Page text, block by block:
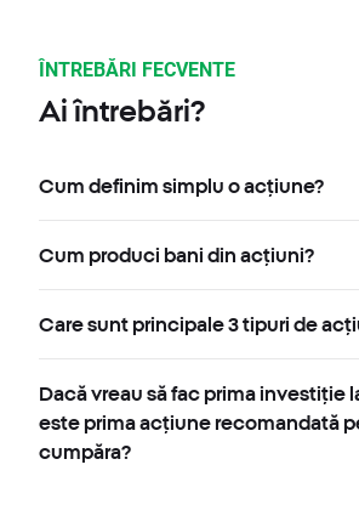
ÎNTREBĂRI FECVENTE
Ai întrebări?
Cum definim simplu o acțiune?
Cum produci bani din acțiuni?
Care sunt principale 3 tipuri de
Dacă vreau să fac prima investiție
este prima acțiune recomandată
cumpăra?